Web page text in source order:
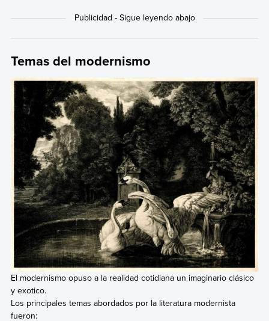
Temas del modernismo
El modernismo opuso a la realidad cotidiana un imaginario clásico
y exotico.
Los principales temas abordados por la literatura modernista
fueron: